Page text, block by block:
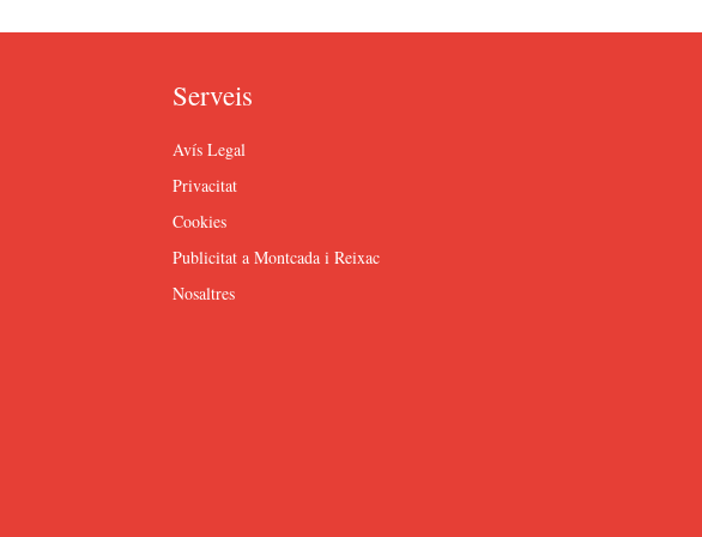
Serveis
Avís Legal
Privacitat
Cookies
Publicitat a Montcada i Reixac
Nosaltres